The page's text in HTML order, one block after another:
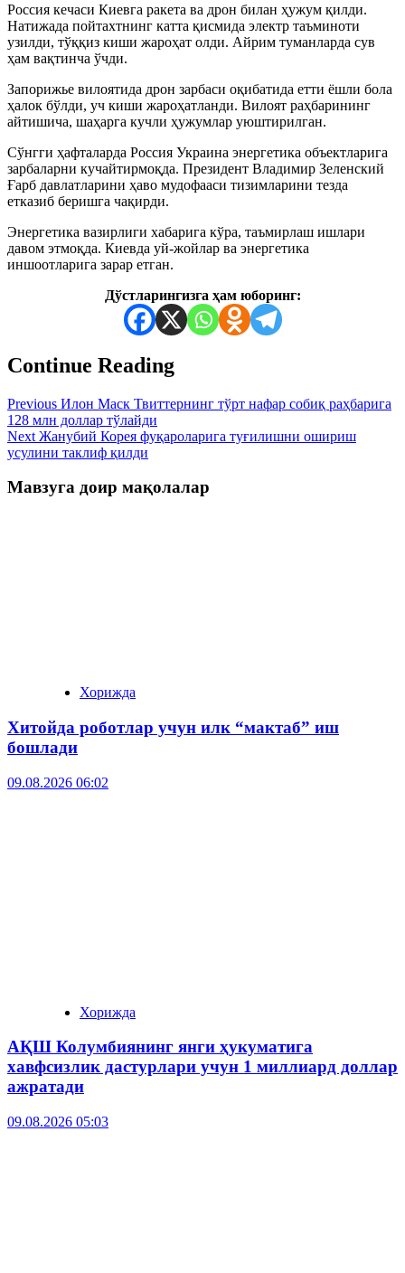
Россия кечаси Киевга ракета ва дрон билан ҳужум қилди.
Натижада пойтахтнинг катта қисмида электр таъминоти
узилди, тўққиз киши жароҳат олди. Айрим туманларда сув
ҳам вақтинча ўчди.
Запорижье вилоятида дрон зарбаси оқибатида етти ёшли бола
ҳалок бўлди, уч киши жароҳатланди. Вилоят раҳбарининг
айтишича, шаҳарга кучли ҳужумлар уюштирилган.
Сўнгги ҳафталарда Россия Украина энергетика объектларига
зарбаларни кучайтирмоқда. Президент Владимир Зеленский
Ғарб давлатларини ҳаво мудофааси тизимларини тезда
етказиб беришга чақирди.
Энергетика вазирлиги хабарига кўра, таъмирлаш ишлари
давом этмоқда. Киевда уй-жойлар ва энергетика
иншоотларига зарар етган.
Дўстларингизга ҳам юборинг:
Continue Reading
Previous Илон Маск Твиттернинг тўрт нафар собиқ раҳбарига
128 млн доллар тўлайди
Next Жанубий Корея фуқароларига туғилишни ошириш
усулини таклиф қилди
Мавзуга доир мақолалар
Хорижда
Хитойда роботлар учун илк “мактаб” иш
бошлади
09.08.2026 06:02
Хорижда
АҚШ Колумбиянинг янги ҳукуматига
хавфсизлик дастурлари учун 1 миллиард доллар
ажратади
09.08.2026 05:03